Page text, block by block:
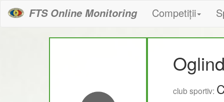
FTS Online Monitoring Competiții
club sportiv: